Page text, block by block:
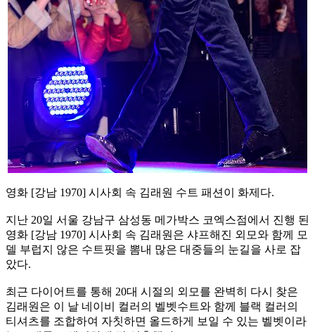
영화 [강남 1970] 시사회 속 김래원 수트 패션이 화제다.
지난 20일 서울 강남구 삼성동 메가박스 코엑스점에서 진행 된
영화 [강남 1970] 시사회 속 김래원은 샤프해진 외모와 함께 모
델 부럽지 않은 수트핏을 뽐내 많은 대중들의 눈길을 사로 잡
았다.
최근 다이어트를 통해 20대 시절의 외모를 완벽히 다시 찾은
김래원은 이 날 네이비 컬러의 벨벳수트와 함께 블랙 컬러의
티셔츠를 조합하여 자칫하면 올드하게 보일 수 있는 벨벳이라